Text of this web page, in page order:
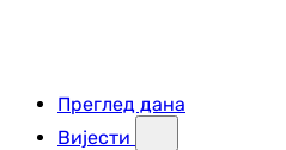
Преглед дана
Вијести